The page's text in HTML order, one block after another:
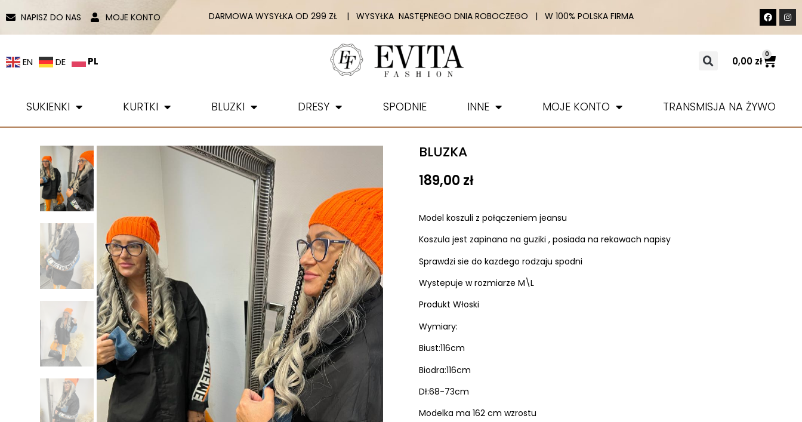
NAPISZ DO NAS MOJE KONTO DARMOWA WYSYŁKA OD 299 ZŁ | WYSYŁKA NASTĘPNEGO DNIA ROBOCZEGO | W 100% POLSKA FIRMA
EN DE PL 0,00 zł
0
SUKIENKI KURTKI BLUZKI DRESY SPODNIE INNE MOJE KONTO TRANSMISJA NA ŻYWO
BLUZKA
189,00 zł
Model koszuli z połączeniem jeansu
Koszula jest zapinana na guziki , posiada na rekawach napisy
Sprawdzi sie do kazdego rodzaju spodni
Wystepuje w rozmiarze M\L
Produkt Włoski
Wymiary:
Biust:116cm
Biodra:116cm
Dł:68-73cm
Modelka ma 162 cm wzrostu